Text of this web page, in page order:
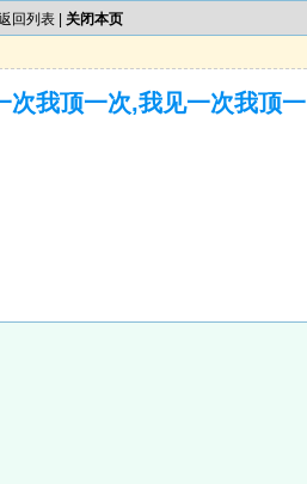
回列表 关闭本页
次我顶一次,我见一次我顶一